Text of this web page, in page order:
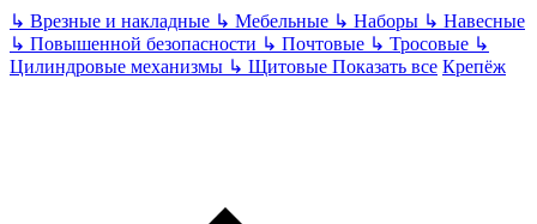
↳ Врезные и накладные ↳ Мебельные ↳ Наборы ↳ Навесные
↳ Повышенной безопасности ↳ Почтовые ↳ Тросовые ↳
Цилиндровые механизмы ↳ Щитовые Показать все Крепёж